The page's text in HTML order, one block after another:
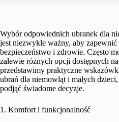
Wybór odpowiednich ubranek dla
jest niezwykle ważny, aby
bezpieczeństwo i zdrowie. Często
zalewie różnych opcji dostępnych
przedstawimy praktyczne
ubrań dla niemowląt i małych
podjąć świadome decyzje.
1. Komfort i funkcjonalność